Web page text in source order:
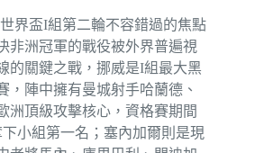
界盃I組第二輪不容錯過的焦點
非洲冠軍的戰役被外界普遍視
的關鍵之戰，挪威是I組最大黑
，陣中擁有曼城射手哈蘭德、
洲頂級攻擊核心，資格賽期間
小組第一名；塞內加爾則是現